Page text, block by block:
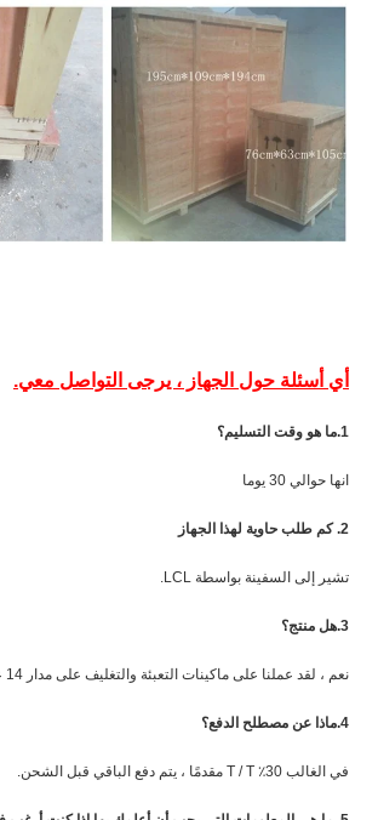
أي أسئلة حول الجهاز ، يرجى التواصل معي.
1.ما هو وقت التسليم؟
انها حوالي 30 يوما
2. كم طلب حاوية لهذا الجهاز
تشير إلى السفينة بواسطة LCL.
3.هل منتج؟
نعم ، لقد عملنا على ماكينات التعبئة والتغليف على مدار 14 عامًا.
4.ماذا عن مصطلح الدفع؟
في الغالب 30٪ T / T مقدمًا ، يتم دفع الباقي قبل الشحن.